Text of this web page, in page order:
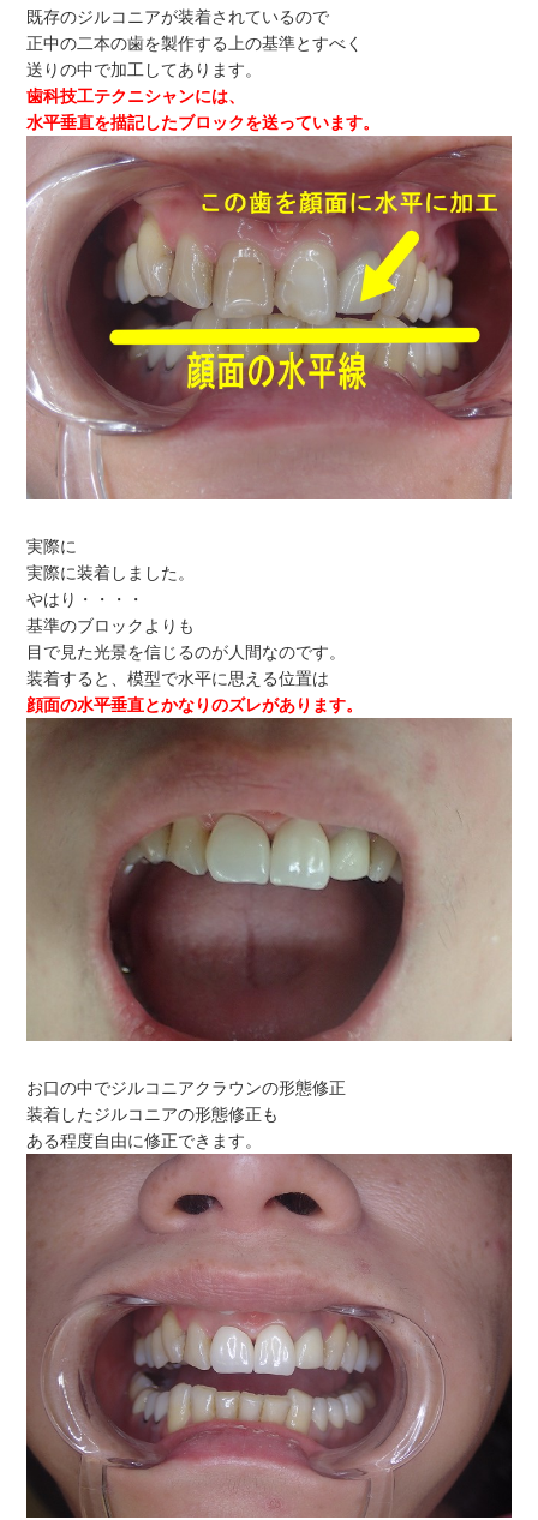
既存のジルコニアが装着されているので
正中の二本の歯を製作する上の基準とすべく
送りの中で加工してあります。
歯科技工テクニシャンには、
水平垂直を描記したブロックを送っています。
実際に
実際に装着しました。
やはり・・・・
基準のブロックよりも
目で見た光景を信じるのが人間なのです。
装着すると、模型で水平に思える位置は
顔面の水平垂直とかなりのズレがあります。
お口の中でジルコニアクラウンの形態修正
装着したジルコニアの形態修正も
ある程度自由に修正できます。